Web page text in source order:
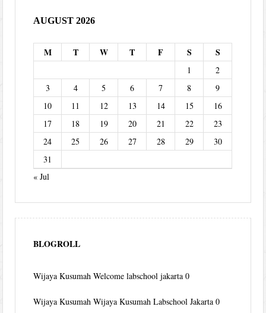
AUGUST 2026
M T W T F S S
1
2
3
4 5 6 7 8
9
10
11 12 13 14 15
16
17
18 19 20 21 22
23
24
25 26 27 28 29
30
31
« Jul
BLOGROLL
Wijaya Kusumah Welcome labschool jakarta 0
Wijaya Kusumah Wijaya Kusumah Labschool Jakarta 0